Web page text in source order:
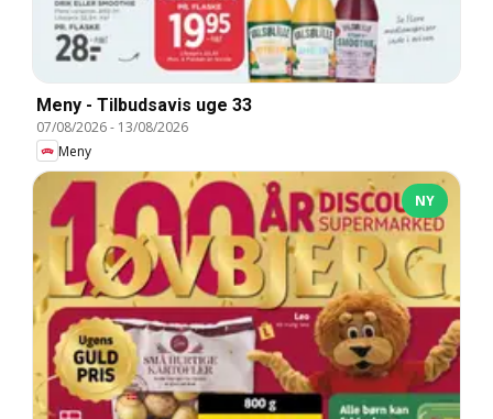
Meny - Tilbudsavis uge 33
07/08/2026- 13/08/2026
Meny
NY